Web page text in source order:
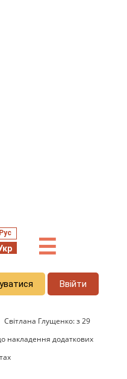
Рус
☰
Ввійти
Світлана Глущенко: з 29
накладення додаткових